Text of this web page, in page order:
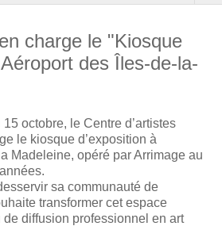
charge le "Kiosque
des Îles-de-la-
octobre, le Centre d’artistes
le kiosque d’exposition à
Madeleine, opéré par Arrimage au
sa communauté de
transformer cet espace
de diffusion professionnel en art